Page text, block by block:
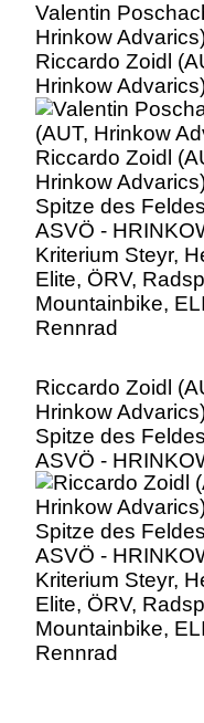
Valentin
Hrinkow
Riccardo Zoidl
Hrinkow
Spitze des
ASVÖ -
Kriterium Steyr,
Elite, ÖRV,
Mountainbike,
Rennrad
Riccardo Zoidl
Hrinkow
Spitze des
ASVÖ -
Kriterium Steyr,
Elite, ÖRV,
Mountainbike,
Rennrad